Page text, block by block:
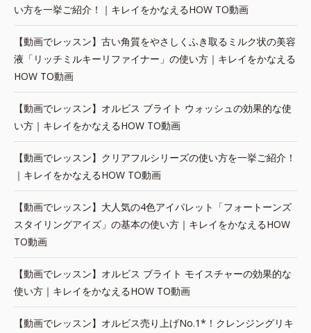
い方を一挙ご紹介！｜キレイをかなえるHOW TO動画
【動画でレッスン】古い角質をやさしくふき取るミルク状の美容
液「リッチミルキーリファイナー」の使い方｜キレイをかなえる
HOW TO動画
【動画でレッスン】オルビス ブライト ウォッシュの効果的な使
い方｜キレイをかなえるHOW TO動画
【動画でレッスン】クリアフルシリーズの使い方を一挙ご紹介！
｜キレイをかなえるHOW TO動画
【動画でレッスン】大人気の4色アイパレット「フォートーンズ
スタイリングアイズ」の基本の使い方｜キレイをかなえるHOW
TO動画
【動画でレッスン】オルビス ブライト モイスチャーの効果的な
使い方｜キレイをかなえるHOW TO動画
【動画でレッスン】オルビス売り上げNo.1*！クレンジングリキ